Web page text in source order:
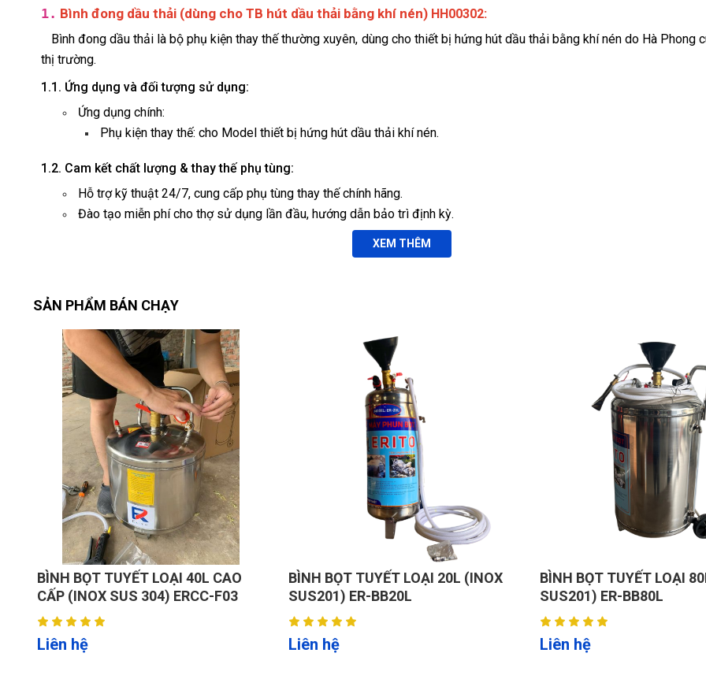
1. Bình đong dầu thải (dùng cho TB hút dầu thải bằng khí nén) HH00302:
Bình đong dầu thải là bộ phụ kiện thay thế thường xuyên, dùng cho thiết bị hứng hút dầu thải bằng khí nén do Hà Phong
thị trường.
1.1. Ứng dụng và đối tượng sử dụng:
Ứng dụng chính:
Phụ kiện thay thế: cho Model thiết bị hứng hút dầu thải khí nén.
1.2. Cam kết chất lượng & thay thế phụ tùng:
Hỗ trợ kỹ thuật 24/7, cung cấp phụ tùng thay thế chính hãng.
Đào tạo miễn phí cho thợ sử dụng lần đầu, hướng dẫn bảo trì định kỳ.
Lắp đặt toàn quốc, dịch vụ tận nơi cho khách hàng tỉnh xa.
Bộ: 01 chiếc.
XEM THÊM
SẢN PHẨM BÁN CHẠY
BÌNH BỌT TUYẾT LOẠI 40L CAO
CẤP (INOX SUS 304) ERCC-F03
Liên hệ
BÌNH BỌT TUYẾT LOẠI 20L (INOX
SUS201) ER-BB20L
Liên hệ
BÌNH BỌT TUYẾT LOẠI
SUS201) ER-BB80L
Liên hệ